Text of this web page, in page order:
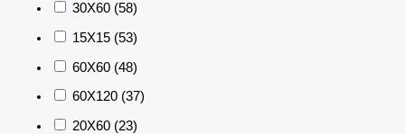
30X60 (58)
15X15 (53)
60X60 (48)
60X120 (37)
20X60 (23)